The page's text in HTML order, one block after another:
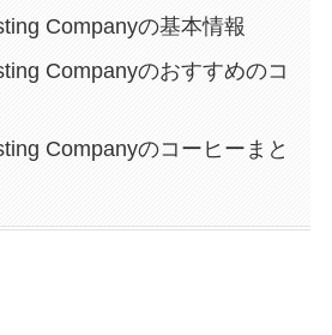
Companyの基本情報
Companyのおすすめのコ
Companyのコーヒーまと